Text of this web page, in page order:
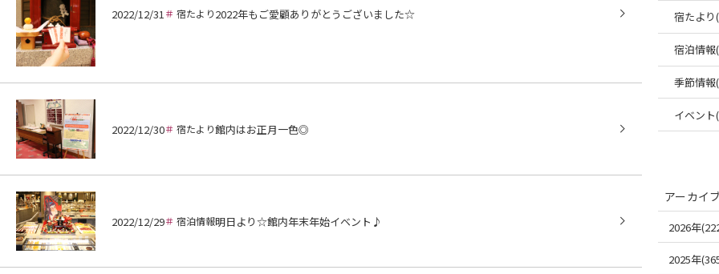
2022/12/31 宿たより2022年もご愛顧ありがとうございました☆
2022/12/30 宿たより館内はお正月一色◎
2022/12/29 宿泊情報明日より☆館内年末年始イベント♪
宿たより
宿泊情報
季節情報
イベント
アーカイ
2026年
2025年